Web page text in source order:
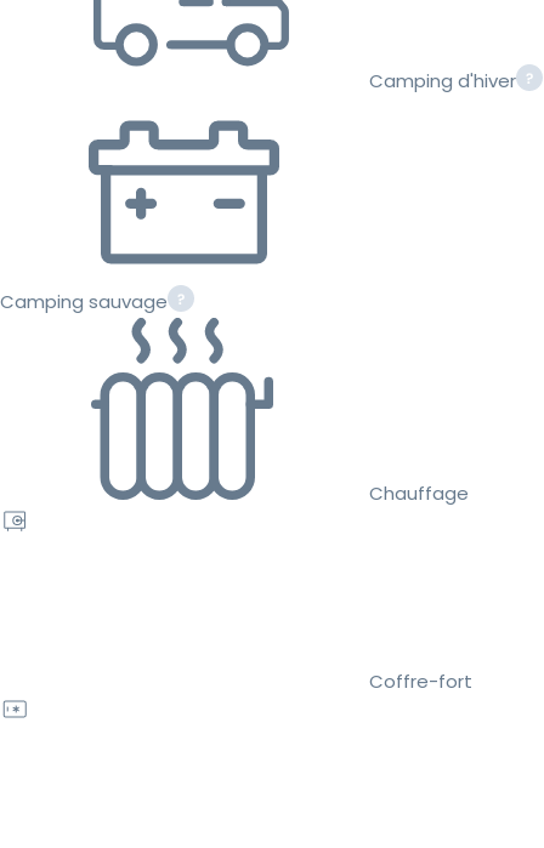
Camping d'hiver
Camping sauvage
Chauffage
Coffre-fort